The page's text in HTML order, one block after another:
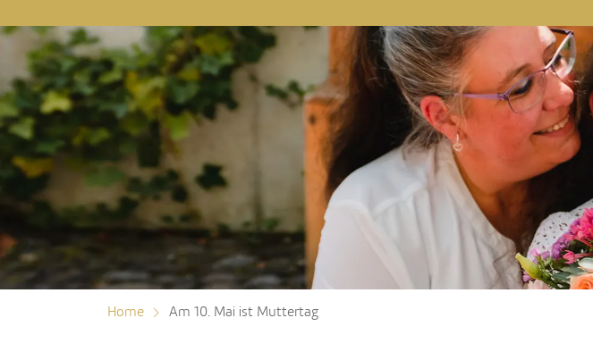
Home Am 10. Mai ist Muttertag